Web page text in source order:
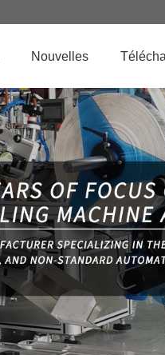
Nouvelles